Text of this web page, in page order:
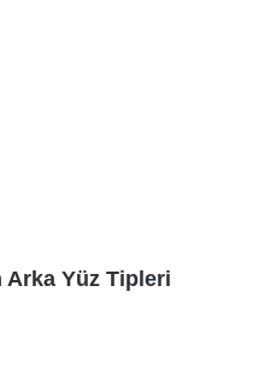
Arka Yüz Tipleri